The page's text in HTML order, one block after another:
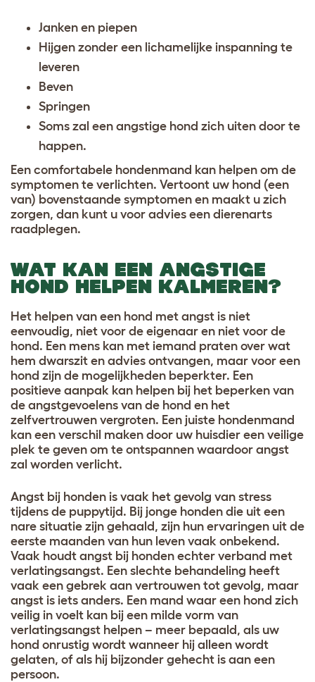
Janken en piepen
Hijgen zonder een lichamelijke inspanning te
leveren
Beven
Springen
Soms zal een angstige hond zich uiten door te
happen.
Een comfortabele hondenmand kan helpen om de
symptomen te verlichten. Vertoont uw hond (een
van) bovenstaande symptomen en maakt u zich
zorgen, dan kunt u voor advies een dierenarts
raadplegen.
WAT KAN EEN ANGSTIGE
HOND HELPEN KALMEREN?
Het helpen van een hond met angst is niet
eenvoudig, niet voor de eigenaar en niet voor de
hond. Een mens kan met iemand praten over wat
hem dwarszit en advies ontvangen, maar voor een
hond zijn de mogelijkheden beperkter. Een
positieve aanpak kan helpen bij het beperken van
de angstgevoelens van de hond en het
zelfvertrouwen vergroten. Een juiste hondenmand
kan een verschil maken door uw huisdier een veilige
plek te geven om te ontspannen waardoor angst
zal worden verlicht.
Angst bij honden is vaak het gevolg van stress
tijdens de puppytijd. Bij jonge honden die uit een
nare situatie zijn gehaald, zijn hun ervaringen uit de
eerste maanden van hun leven vaak onbekend.
Vaak houdt angst bij honden echter verband met
verlatingsangst. Een slechte behandeling heeft
vaak een gebrek aan vertrouwen tot gevolg, maar
angst is iets anders. Een mand waar een hond zich
veilig in voelt kan bij een milde vorm van
verlatingsangst helpen – meer bepaald, als uw
hond onrustig wordt wanneer hij alleen wordt
gelaten, of als hij bijzonder gehecht is aan een
persoon.